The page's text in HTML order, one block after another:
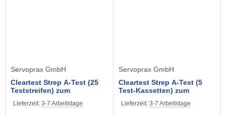
Servoprax GmbH
Cleartest Strep A-Test (25
Teststreifen) zum
Lieferzeit: 3-7 Arbeitstage
Servoprax GmbH
Cleartest Strep A-Test (5
Test-Kassetten) zum
Lieferzeit: 3-7 Arbeitstage